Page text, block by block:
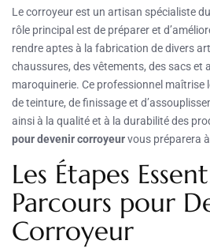
Le corroyeur est un artisan spécialiste
rôle principal est de préparer et
rendre aptes à la fabrication de divers
chaussures, des vêtements, des sacs et
maroquinerie. Ce professionnel maîtrise
de teinture, de finissage et
ainsi à la qualité et à la durabilité des
pour devenir corroyeurvous préparera
Les Étapes
Parcours pour
Corroyeur